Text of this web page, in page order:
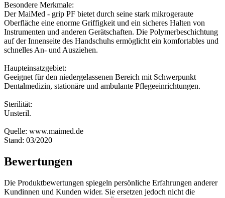
Besondere Merkmale:
Der MaiMed - grip PF bietet durch seine stark mikrogeraute
Oberfläche eine enorme Griffigkeit und ein sicheres Halten von
Instrumenten und anderen Gerätschaften. Die Polymerbeschichtung
auf der Innenseite des Handschuhs ermöglicht ein komfortables und
schnelles An- und Ausziehen.
Haupteinsatzgebiet:
Geeignet für den niedergelassenen Bereich mit Schwerpunkt
Dentalmedizin, stationäre und ambulante Pflegeeinrichtungen.
Sterilität:
Unsteril.
Quelle: www.maimed.de
Stand: 03/2020
Bewertungen
Die Produktbewertungen spiegeln persönliche Erfahrungen anderer
Kundinnen und Kunden wider. Sie ersetzen jedoch nicht die